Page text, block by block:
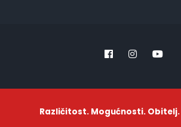
Različitost. Mogućnosti.